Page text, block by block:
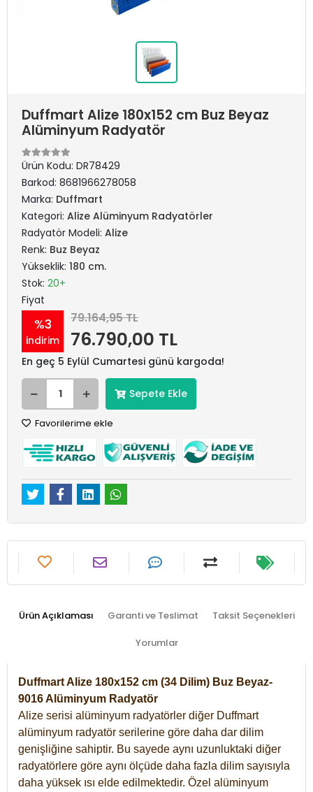
Duffmart Alize 180x152 cm Buz Beyaz
Alüminyum Radyatör
Ürün Kodu: DR78429
Barkod: 8681966278058
Marka: Duffmart
Kategori: Alize Alüminyum Radyatörler
Radyatör Modeli: Alize
Renk: Buz Beyaz
Yükseklik: 180 cm.
Stok: 20+
Fiyat
%3
indirim
79.164,95 TL
76.790,00 TL
En geç 5 Eylül Cumartesi günü kargoda!
Sepete Ekle
Favorilerime ekle
Ürün Açıklaması Garanti ve Teslimat Taksit Seçenekleri
Yorumlar
Duffmart Alize 180x152 cm (34 Dilim) Buz Beyaz-
9016 Alüminyum Radyatör
Alize serisi alüminyum radyatörler diğer Duffmart
alüminyum radyatör serilerine göre daha dar dilim
genişliğine sahiptir. Bu sayede aynı uzunluktaki diğer
radyatörlere göre aynı ölçüde daha fazla dilim sayısıyla
daha yüksek ısı elde edilmektedir. Özel alüminyum